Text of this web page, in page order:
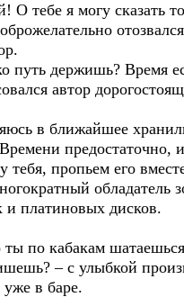
О тебе я могу сказать
отозвался
путь держишь? Время
автор
в ближайшее
предостаточно,
тебя, пропьем его
обладатель
и платиновых дисков.
ты по кабакам
– с улыбкой
в баре.